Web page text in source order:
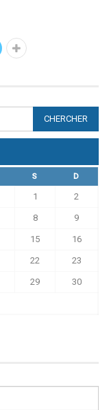
S D
1 2
8 9
15 16
22 23
29 30